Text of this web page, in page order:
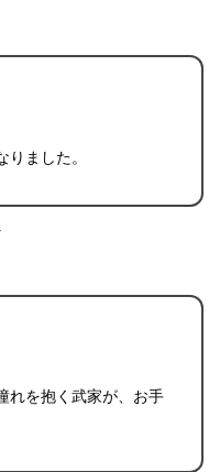
ました。
れを抱く武家が、お手